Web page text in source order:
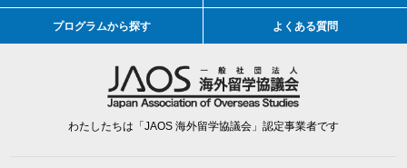
プログラムから探す よくある質問
わたしたちは「JAOS 海外留学協議会」認定事業者です